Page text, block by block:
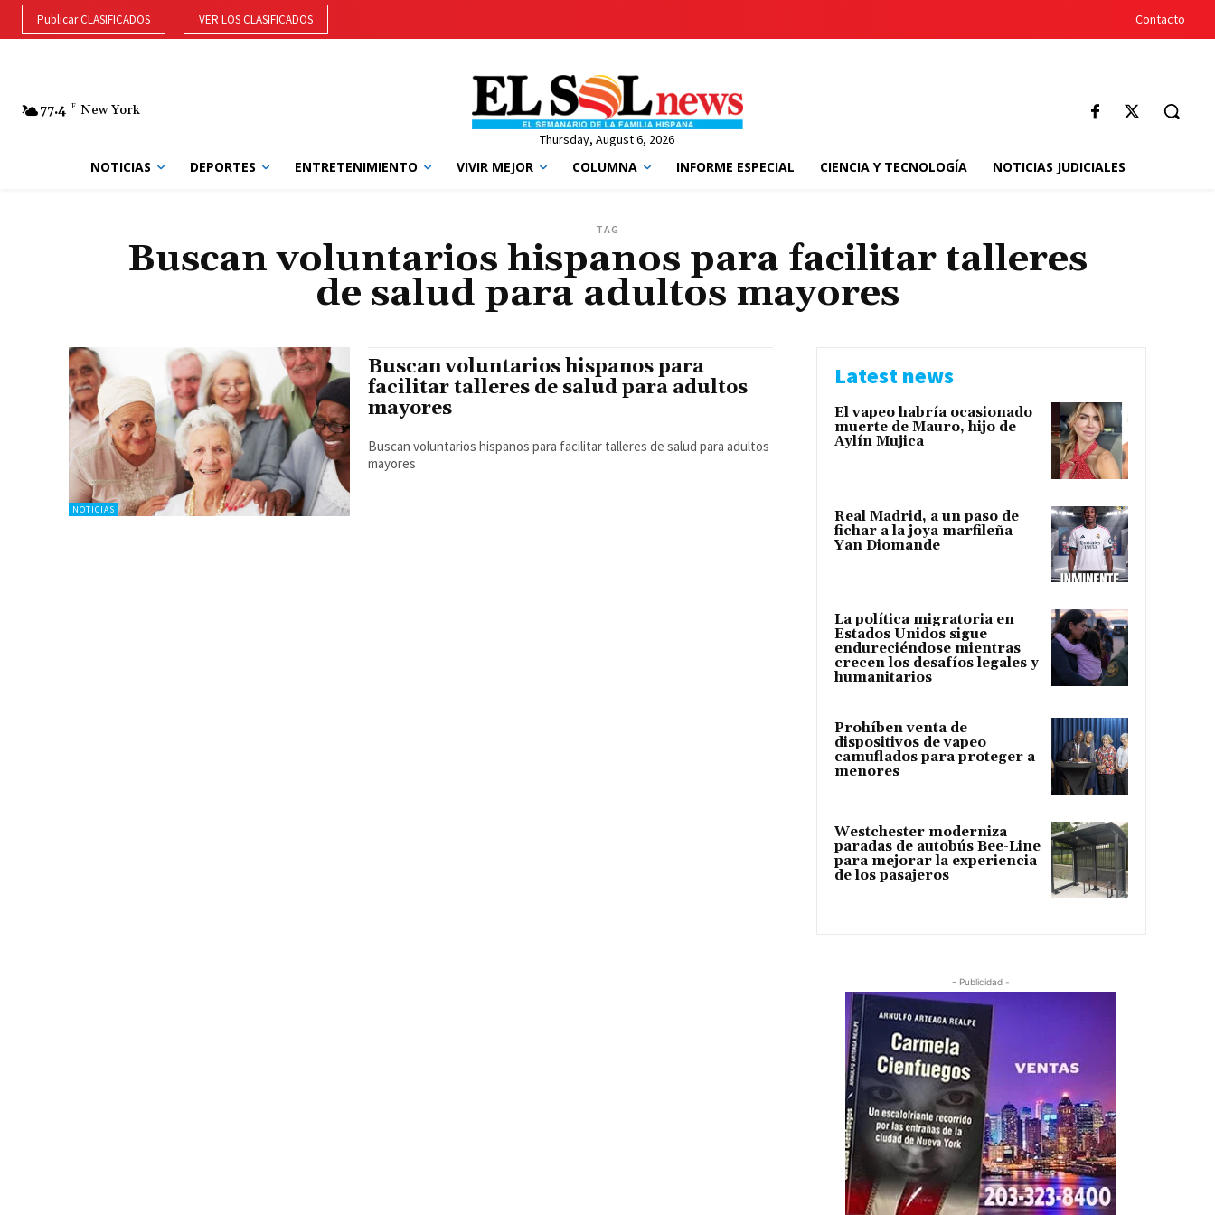
Publicar CLASIFICADOS VER LOS CLASIFICADOS Contacto
77.4 F New York
Thursday, August 6, 2026
NOTICIAS DEPORTES ENTRETENIMIENTO VIVIR MEJOR COLUMNA INFORME ESPECIAL CIENCIA Y TECNOLOGÍA NOTICIAS JUDICIALES
TAG
Buscan voluntarios hispanos para facilitar talleres
de salud para adultos mayores
NOTICIAS
Buscan voluntarios hispanos para
facilitar talleres de salud para adultos
mayores
Buscan voluntarios hispanos para facilitar talleres de salud para adultos
mayores
Latest news
El vapeo habría ocasionado
muerte de Mauro, hijo de
Aylín Mujica
Real Madrid, a un paso de
fichar a la joya marfileña
Yan Diomande
La política migratoria en
Estados Unidos sigue
endureciéndose mientras
crecen los desafíos legales y
humanitarios
Prohíben venta de
dispositivos de vapeo
camuflados para proteger a
menores
Westchester moderniza
paradas de autobús Bee-Line
para mejorar la experiencia
de los pasajeros
- Publicidad -